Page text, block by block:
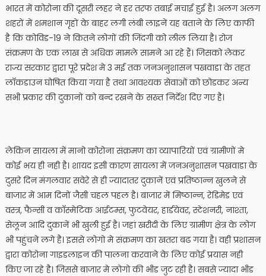
भारत में कोरोना की दूसरी लहर ने हर तरफ तबाई मचाई हुई है। अलग अलग
शहरों में शमशान गृहों के बाहर लगी लंबी लाइनें यह बताने के लिए काफी
है कि कोविड-19 ने कितने लोगों की जिंदगी को लील लिया है। रोज
संक्रमण के एक लाख से अधिक मामले सामने आ रहे हैं। जिसको लेकर
राज्य सरकार द्वारा पूरे प्रदेश मे 3 मई तक जनअनुशासन पखवाडा के तहत
लाॅकडाउन घोषित किया गया है तथा आवश्यक सेवाओं को छोडकर अन्य
सभी प्रकार की दुकानों को बन्द रखने के सख्त निर्देश दिए गए है।
लेकिन सायला में मानो कोरोना संक्रमण का व्यापारियों एवं ग्रामीणों मे
कोई भय ही नही है। शायद इसी कारण सायला में जनअनुशासन पखवाडा के
दुसरे दिन मंगलवार सवेरे से ही ज्यादातर दुकानें एवं प्रतिष्ठान्न खुलने से
बाजार में आम दिनों जैसी चहल पहल है। बाजार में मिष्ठान्न, रेडिमेड एवं
वस्त्र, फैन्सी व काॅस्मेटिक आईटम्स, फुटवेयर, हार्डयेवर, स्टेशनरी, नाश्ता,
सेलून आदि दुकानें भी खुली हुई है। जहां खरीदी के लिए ग्रामीण क्षेत्र के लोग
भी पहुंचने लगे है। इससे लोगो मे संक्रमण का खतरा बढ गया है। वही प्रशासन
द्वारा कोरोना गाइडलाइन की पालना करवाने के लिए कोई प्रयास नही
किए जा रहे है। जिससे बाजार मे लोगो की भीड जुट रही है। सबसे ज्यादा भीड